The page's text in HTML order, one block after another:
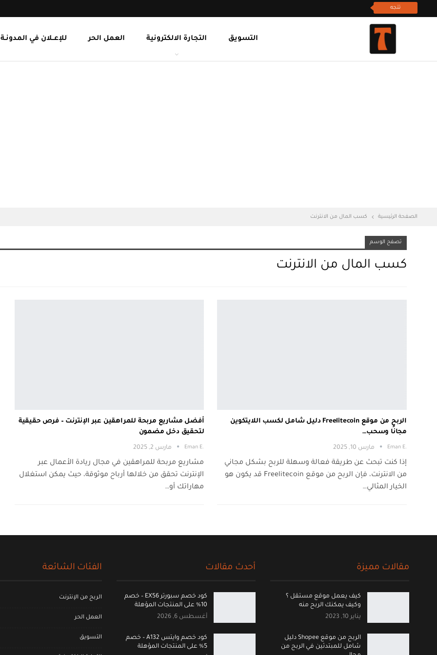
تتجه
للإعــلان في المدونـة العمل الحر التجارة الالكترونية التسويق
الصفحة الرئيسية كسب المال من الانترنت
تصفح الوسم
كسب المال من الانترنت
الربح من موقع Freelitecoin دليل شامل لكسب اللايتكوين
مجانًا وسحب…
.Eman E مارس 10, 2025
إذا كنت تبحث عن طريقة فعالة وسهلة للربح بشكل مجاني
من الانترنت، فإن الربح من موقع Freelitecoin قد يكون هو
الخيار المثالي…
أفضل مشاريع مربحة للمراهقين عبر الإنترنت – فرص حقيقية
لتحقيق دخل مضمون
.Eman E مارس 2, 2025
مشاريع مربحة للمراهقين في مجال ريادة الأعمال عبر
الإنترنت تحقق من خلالها أرباح موثوقة، حيث يمكن استغلال
مهاراتك أو…
مقالات مميزة
كيف يعمل موقع مستقل ؟
وكيف يمكنك الربح منه
يناير 10, 2023
الربح من موقع Shopee دليل
شامل للمبتدئين في الربح من
أحدث مقالات
كود خصم سبورتر EX56 – خصم
10% على المنتجات المؤهلة
أغسطس 6, 2026
كود خصم وايتس A132 – خصم
5% على المنتجات المؤهلة
الفئات الشائعة
الربح من الإنترنت
العمل الحر
التسويق